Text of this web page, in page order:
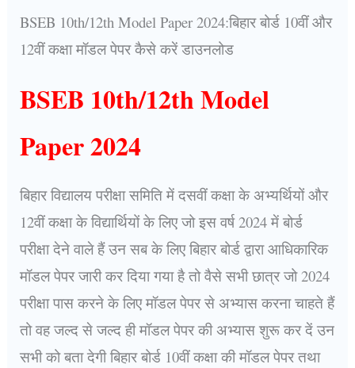
BSEB 10th/12th Model Paper 2024:बिहार बोर्ड 10वीं और
12वीं कक्षा मॉडल पेपर कैसे करें डाउनलोड
BSEB 10th/12th Model
Paper 2024
बिहार विद्यालय परीक्षा समिति में दसवीं कक्षा के अभ्यर्थियों और
12वीं कक्षा के विद्यार्थियों के लिए जो इस वर्ष 2024 में बोर्ड
परीक्षा देने वाले हैं उन सब के लिए बिहार बोर्ड द्वारा आधिकारिक
मॉडल पेपर जारी कर दिया गया है तो वैसे सभी छात्र जो 2024
परीक्षा पास करने के लिए मॉडल पेपर से अभ्यास करना चाहते हैं
तो वह जल्द से जल्द ही मॉडल पेपर की अभ्यास शुरू कर दें उन
सभी को बता देगी बिहार बोर्ड 10वीं कक्षा की मॉडल पेपर तथा